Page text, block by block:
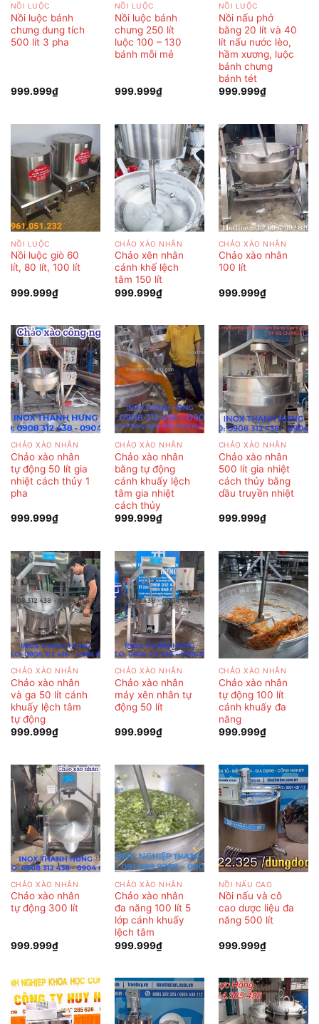
NỒI LUỘC
Nồi luộc bánh
chưng dung tích
500 lít 3 pha
999.999₫
NỒI LUỘC
Nồi luộc bánh
chưng 250 lít
luộc 100 – 130
bánh mỗi mẻ
999.999₫
NỒI LUỘC
Nồi nấu phở
bằng 20 lít và 40
lít nấu nước lèo,
hầm xương, luộc
bánh chưng
bánh tét
999.999₫
NỒI LUỘC
Nồi luộc giò 60
lít, 80 lít, 100 lít
999.999₫
CHẢO XÀO NHÂN
Chảo xên nhân
cánh khế lệch
tâm 150 lít
999.999₫
CHẢO XÀO NHÂN
Chảo xào nhân
100 lít
999.999₫
CHẢO XÀO NHÂN
Chảo xào nhân
tự động 50 lít gia
nhiệt cách thủy 1
pha
999.999₫
CHẢO XÀO NHÂN
Chảo xào nhân
bằng tự động
cánh khuấy lệch
tâm gia nhiệt
cách thủy
999.999₫
CHẢO XÀO NHÂN
Chảo xào nhân
500 lít gia nhiệt
cách thủy bằng
dầu truyền nhiệt
999.999₫
CHẢO XÀO NHÂN
Chảo xào nhân
và ga 50 lít cánh
khuấy lệch tâm
tự động
999.999₫
CHẢO XÀO NHÂN
Chảo xào nhân
máy xên nhân tự
động 50 lít
999.999₫
CHẢO XÀO NHÂN
Chảo xào nhân
tự động 100 lít
cánh khuấy đa
năng
999.999₫
CHẢO XÀO NHÂN
Chảo xào nhân
tự động 300 lít
999.999₫
CHẢO XÀO NHÂN
Chảo xào nhân
đa năng 100 lít 5
lớp cánh khuấy
lệch tâm
999.999₫
NỒI NẤU CAO
Nồi nấu và cô
cao dược liệu đa
năng 500 lít
999.999₫